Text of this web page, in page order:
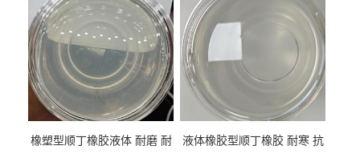
橡塑型顺丁橡胶液体 耐磨 耐
液体橡胶型顺丁橡胶 耐寒 抗